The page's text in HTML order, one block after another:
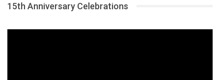
15th Anniversary Celebrations